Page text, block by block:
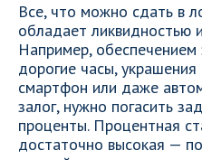
Все, что можно сдать в
обладает ликвидностью
Например,
дорогие часы, украшения
смартфон или даже
залог, нужно погасить
проценты. Процентная
достаточно высокая —